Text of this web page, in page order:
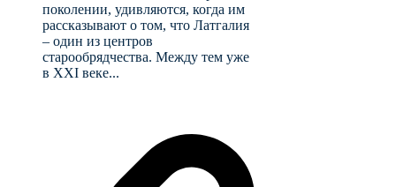
поколении, удивляются, когда им
рассказывают о том, что Латгалия
– один из центров
старообрядчества. Между тем уже
в XXI веке...